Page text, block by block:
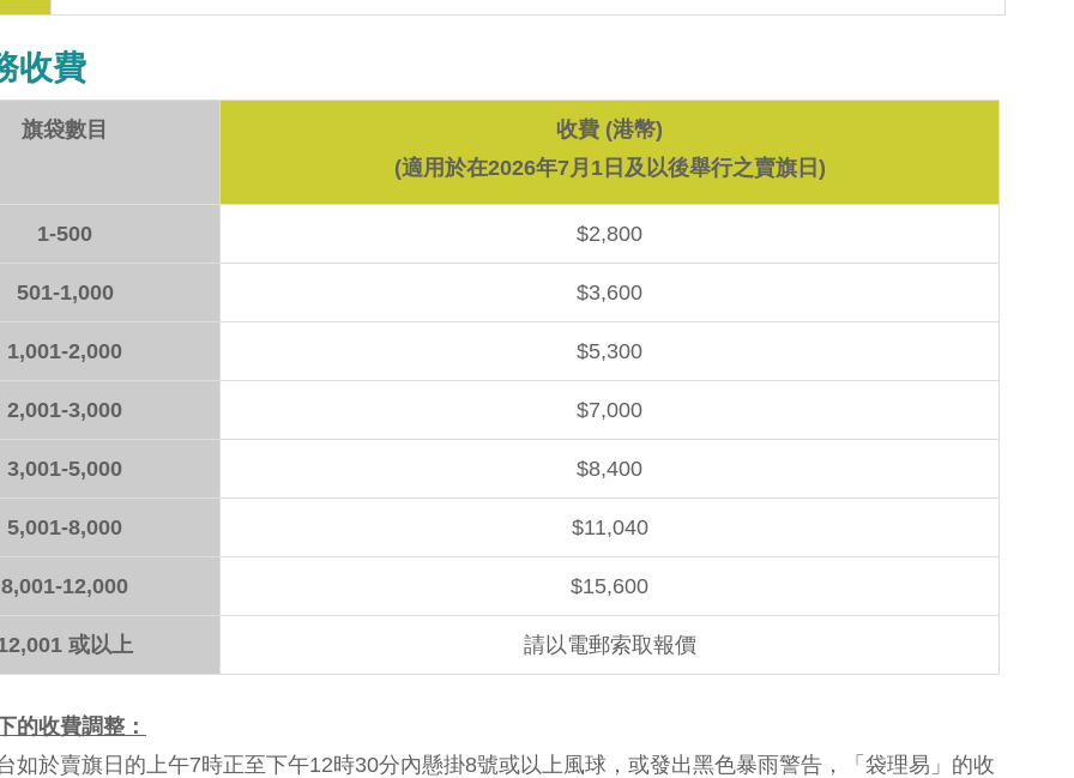
收費
旗袋數目
收費 (港幣)
(適用於在2026年7月1日及以後舉行之賣旗日)
1-500 $2,800
501-1,000 $3,600
1,001-2,000 $5,300
2,001-3,000 $7,000
3,001-5,000 $8,400
5,001-8,000 $11,040
8,001-12,000 $15,600
或以上 請以電郵索取報價
的收費調整：
如於賣旗日的上午7時正至下午12時30分內懸掛8號或以上風球，或發出黑色暴雨警告，「袋理易」的收